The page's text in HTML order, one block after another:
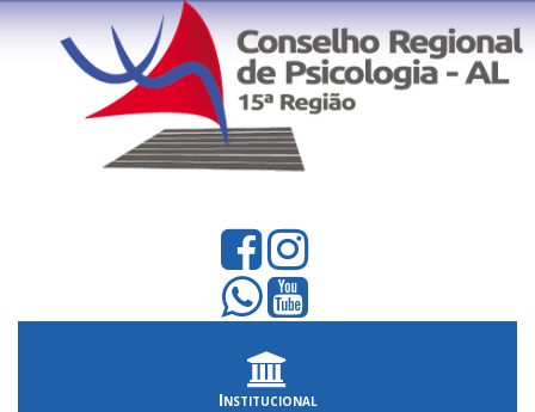
Institucional